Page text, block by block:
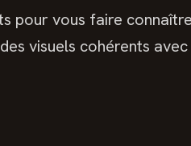
pour vous faire
visuels cohérents